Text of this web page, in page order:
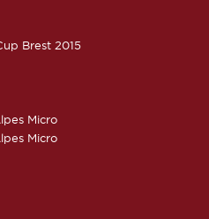
Brest 2015
Micro
Micro